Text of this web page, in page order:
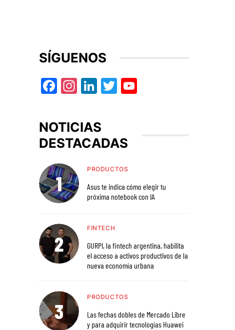
SÍGUENOS
Facebook
Instagram
LinkedIn
Twitter
NOTICIAS
DESTACADAS
PRODUCTOS
Asus te indica cómo elegir tu
próxima notebook con IA
FINTECH
GURPI, la fintech argentina, habilita
el acceso a activos productivos de la
nueva economía urbana
PRODUCTOS
Las fechas dobles de Mercado Libre
y para adquirir tecnologías Huawei